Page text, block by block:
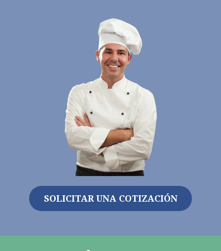
SOLICITAR UNA COTIZACIÓN